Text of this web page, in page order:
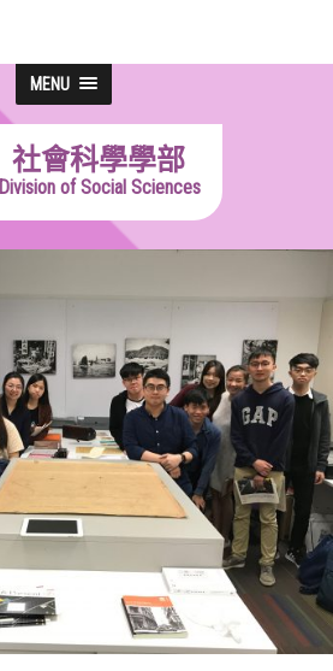
MENU
社會科學學部
Division of Social Sciences